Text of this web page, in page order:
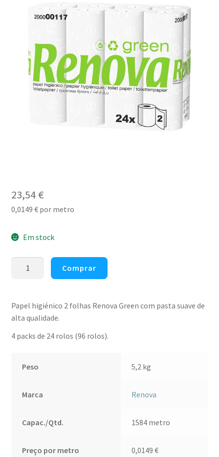
23,54 €
0,0149 €por metro
Em stock
doméstico
16,5mt
2
Green
rolos
Comprar
Papel higiénico 2 folhas Renova Green com pasta suave de
alta qualidade.
4 packs de 24 rolos (96 rolos).
Peso 5,2 kg
Marca Renova
Capac./Qtd. 1584 metro
Preço por metro 0,0149€